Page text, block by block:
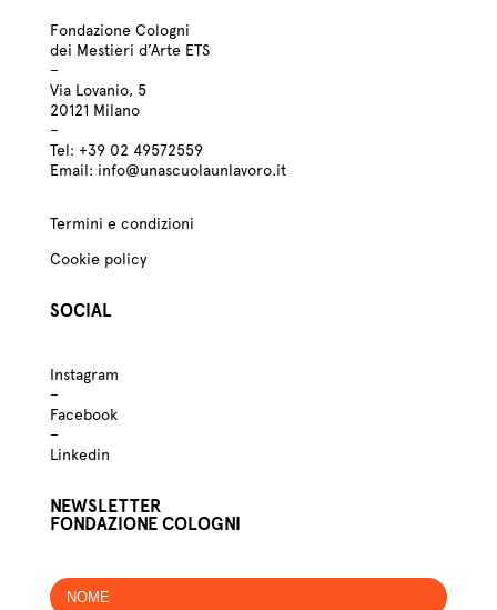
Fondazione Cologni
dei Mestieri d’Arte ETS
–
Via Lovanio, 5
20121 Milano
–
Tel: +3902 49572559
Email: info@unascuolaunlavoro.it
Termini e condizioni
Cookie policy
SOCIAL
Instagram
–
Facebook
–
Linkedin
NEWSLETTER
FONDAZIONE COLOGNI